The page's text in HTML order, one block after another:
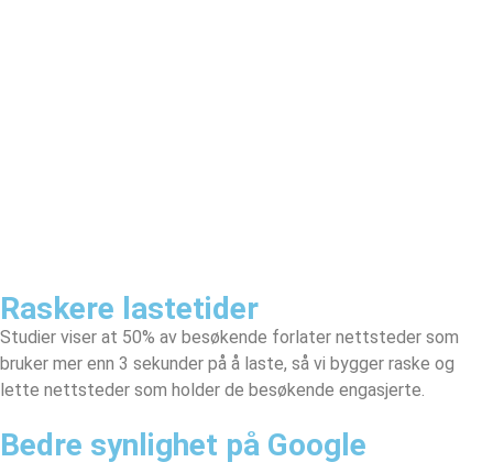
Raskere lastetider
Studier viser at 50% av besøkende forlater nettsteder som
bruker mer enn 3 sekunder på å laste, så vi bygger raske og
lette nettsteder som holder de besøkende engasjerte.
Bedre synlighet på Google